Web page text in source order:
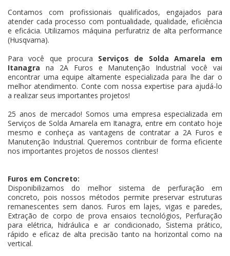
Contamos com profissionais qualificados, engajados para
atender cada processo com pontualidade, qualidade, eficiência
e eficácia. Utilizamos máquina perfuratriz de alta performance
(Husqvarna).
Para você que procura Serviços de Solda Amarela em
Itanagra na 2A Furos e Manutenção Industrial você vai
encontrar uma equipe altamente especializada para lhe dar o
melhor atendimento. Conte com nossa expertise para ajudá-lo
a realizar seus importantes projetos!
25 anos de mercado! Somos uma empresa especializada em
Serviços de Solda Amarela em Itanagra, entre em contato hoje
mesmo e conheça as vantagens de contratar a 2A Furos e
Manutenção Industrial. Queremos contribuir de forma eficiente
nos importantes projetos de nossos clientes!
Furos em Concreto:
Disponibilizamos do melhor sistema de perfuração em
concreto, pois nossos métodos permite preservar estruturas
remanescentes sem danos. Furos em lajes, vigas e paredes,
Extração de corpo de prova ensaios tecnológios, Perfuração
para elétrica, hidráulica e ar condicionado, Sistema prático,
rápido e eficaz de alta precisão tanto na horizontal como na
vertical.